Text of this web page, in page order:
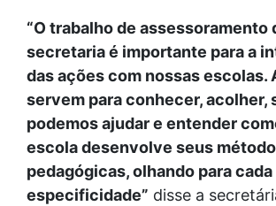
“O trabalho de assessoramento
secretaria é importante para a
das ações com nossas escolas.
servem para conhecer, acolher,
podemos ajudar e entender
escola desenvolve seus
pedagógicas, olhando para cada
especificidade” disse a